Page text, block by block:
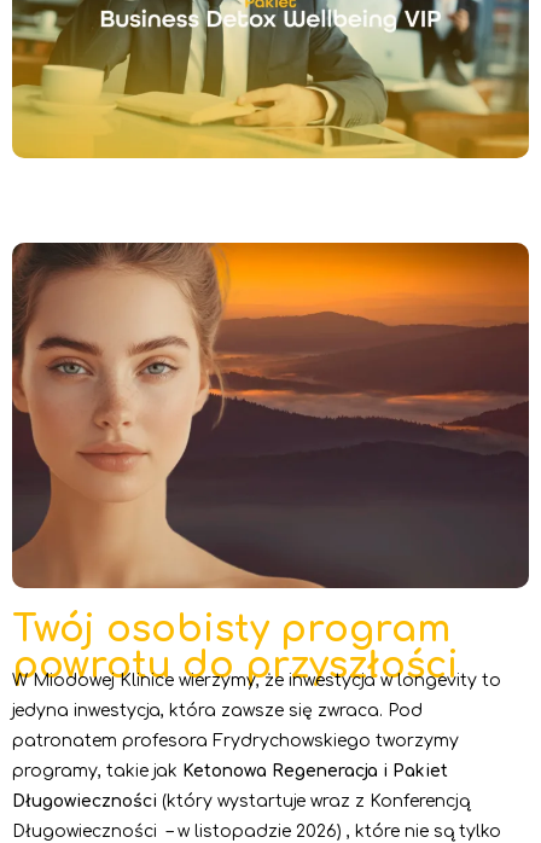
Twój osobisty program
powrotu do przyszłości
W Miodowej Klinice wierzymy, że inwestycja w longevity to
jedyna inwestycja, która zawsze się zwraca. Pod
patronatem profesora Frydrychowskiego tworzymy
programy, takie jak Ketonowa Regeneracja i Pakiet
Długowieczności (który wystartuje wraz z Konferencją
Długowieczności – w listopadzie 2026) , które nie są tylko